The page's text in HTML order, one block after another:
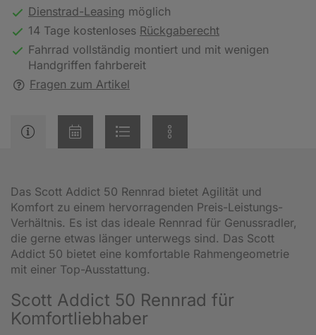
Dienstrad-Leasing möglich
14 Tage kostenloses Rückgaberecht
Fahrrad vollständig montiert und mit wenigen
Handgriffen fahrbereit
Fragen zum Artikel
Das Scott Addict 50 Rennrad bietet Agilität und
Komfort zu einem hervorragenden Preis-Leistungs-
Verhältnis. Es ist das ideale Rennrad für Genussradler,
die gerne etwas länger unterwegs sind. Das Scott
Addict 50 bietet eine komfortable Rahmengeometrie
mit einer Top-Ausstattung.
Scott Addict 50 Rennrad für
Komfortliebhaber